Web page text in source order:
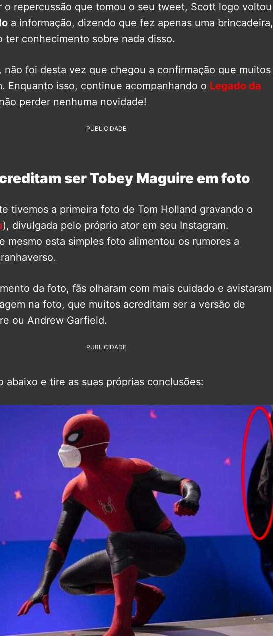
o repercussão que tomou o seu tweet, Scott logo voltou
a informação, dizendo que fez apenas uma brincadeira,
ter conhecimento sobre nada disso.
não foi desta vez que chegou a confirmação que muitos
Enquanto isso, continue acompanhando o Legado da
perder nenhuma novidade!
PUBLICIDADE
ser Tobey Maguire em foto
tivemos a primeira foto de Tom Holland gravando o
), divulgada pelo próprio ator em seu Instagram.
mesmo esta simples foto alimentou os rumores a
da foto, fãs olharam com mais cuidado e avistaram
na foto, que muitos acreditam ser a versão de
ou Andrew Garfield.
PUBLICIDADE
abaixo e tire as suas próprias conclusões: